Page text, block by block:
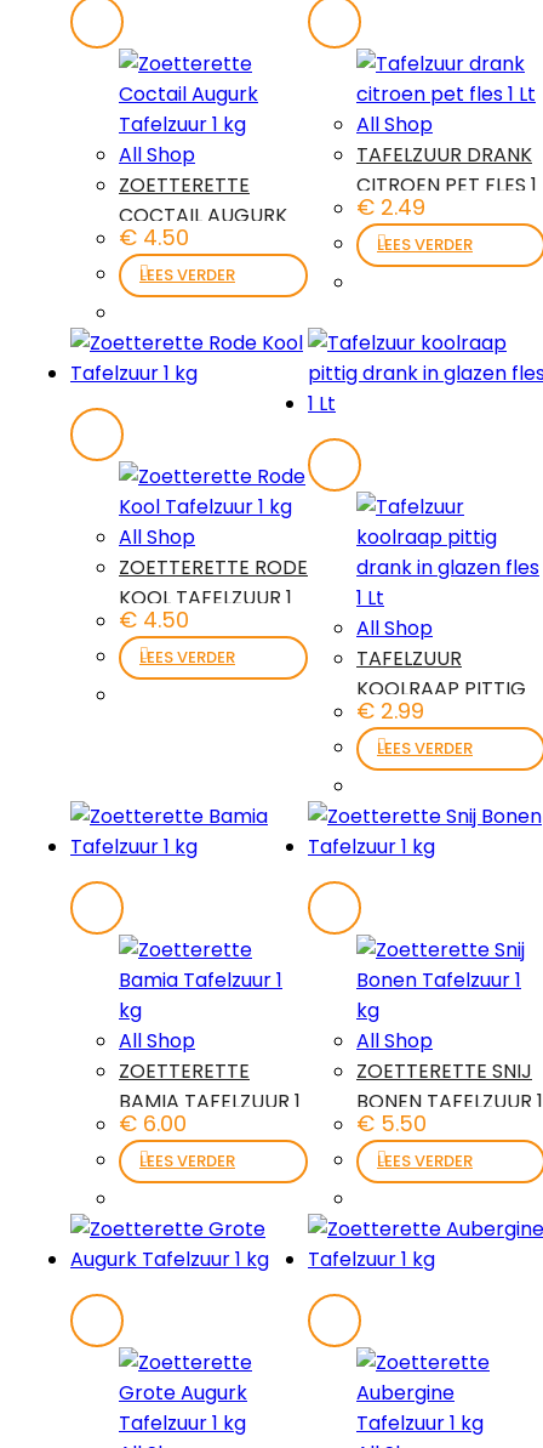
All Shop
ZOETTERETTE
COCTAIL AUGURK
TAFELZUUR 1 KG
€ 4.50
LEES VERDER
All Shop
TAFELZUUR DRANK
CITROEN PET FLES 1
LT
€ 2.49
LEES VERDER
All Shop
ZOETTERETTE RODE
KOOL TAFELZUUR 1
KG
€ 4.50
LEES VERDER
All Shop
TAFELZUUR
KOOLRAAP PITTIG
DRANK IN GLAZEN
FLES 1 LT
€ 2.99
LEES VERDER
All Shop
ZOETTERETTE
BAMIA TAFELZUUR 1
KG
€ 6.00
LEES VERDER
All Shop
ZOETTERETTE SNIJ
BONEN TAFELZUUR 1
KG
€ 5.50
LEES VERDER